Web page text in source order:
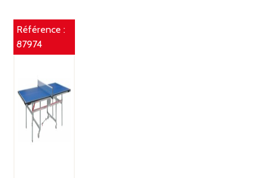
Référence :
87974